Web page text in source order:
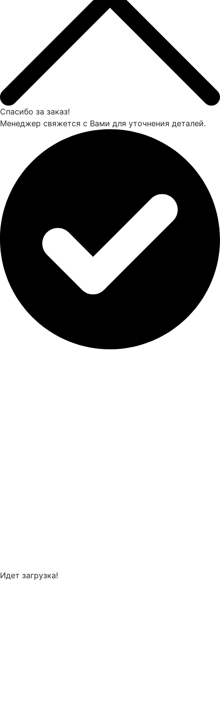
Спасибо за заказ!
Менеджер свяжется с Вами для уточнения деталей.
Идет загрузка!